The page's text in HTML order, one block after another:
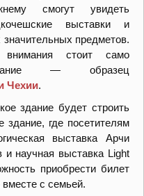
смогут увидеть
выставки и
предметов.
внимания стоит само
здание — образец
Чехии.
здание будет строить
здание, где посетителям
выставка Арчи
и научная выставка Light
приобрести билет
с семьей.